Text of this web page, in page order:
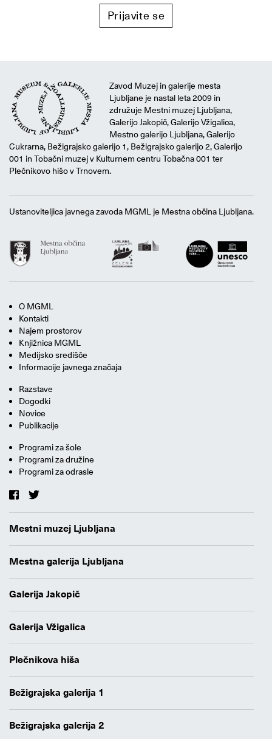
Prijavite se
Zavod Muzej in galerije mesta
Ljubljane je nastal leta 2009 in
združuje Mestni muzej Ljubljana,
Galerijo Jakopič, Galerijo Vžigalica,
Mestno galerijo Ljubljana, Galerijo
Cukrarna, Bežigrajsko galerijo 1, Bežigrajsko galerijo 2, Galerijo
001 in Tobačni muzej v Kulturnem centru Tobačna 001 ter
Plečnikovo hišo v Trnovem.
Ustanoviteljica javnega zavoda MGML je Mestna občina Ljubljana.
O MGML
Kontakti
Najem prostorov
Knjižnica MGML
Medijsko središče
Informacije javnega značaja
Razstave
Dogodki
Novice
Publikacije
Programi za šole
Programi za družine
Programi za odrasle
Mestni muzej Ljubljana
Mestna galerija Ljubljana
Galerija Jakopič
Galerija Vžigalica
Plečnikova hiša
Bežigrajska galerija 1
Bežigrajska galerija 2